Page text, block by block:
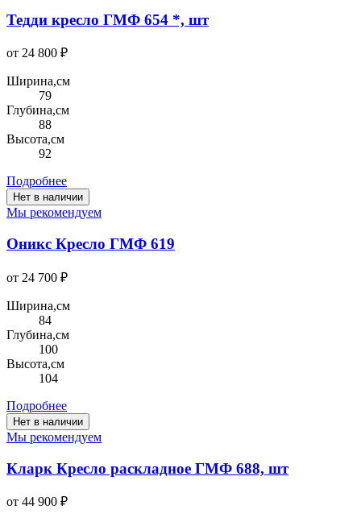
Тедди кресло ГМФ 654 *, шт
от 24 800 ₽
Ширина,см
79
Глубина,см
88
Высота,см
92
Подробнее
Нет в наличии
Мы рекомендуем
Оникс Кресло ГМФ 619
от 24 700 ₽
Ширина,см
84
Глубина,см
100
Высота,см
104
Подробнее
Нет в наличии
Мы рекомендуем
Кларк Кресло раскладное ГМФ 688, шт
от 44 900 ₽